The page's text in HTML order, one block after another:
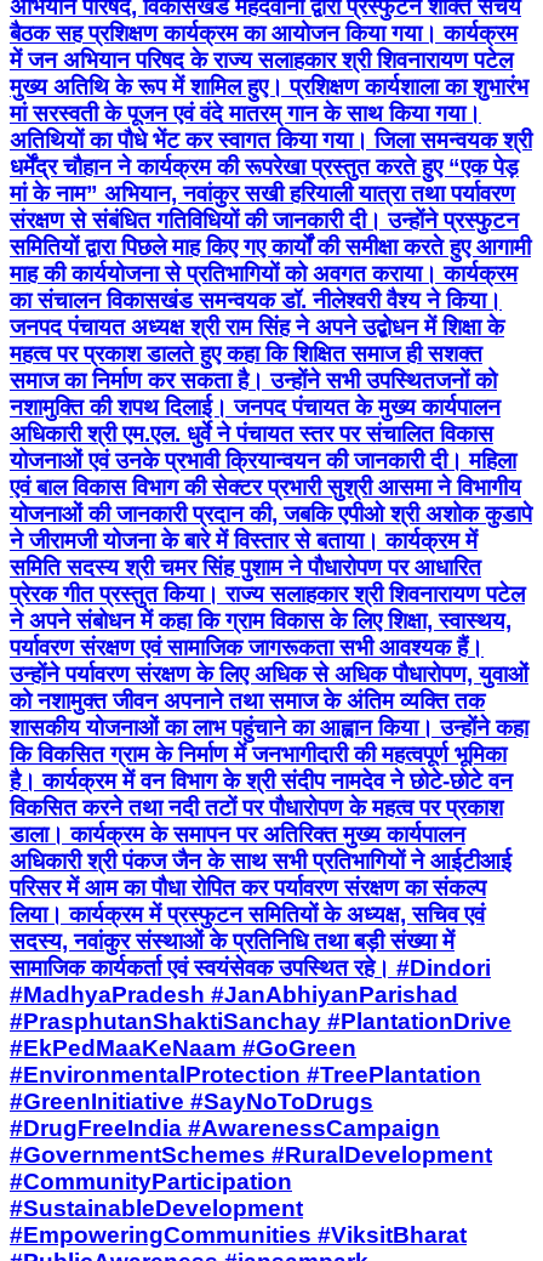
अभियान परिषद, विकासखंड मेंहदवानी द्वारा प्रस्फुटन शक्ति संचय
बैठक सह प्रशिक्षण कार्यक्रम का आयोजन किया गया। कार्यक्रम
में जन अभियान परिषद के राज्य सलाहकार श्री शिवनारायण पटेल
मुख्य अतिथि के रूप में शामिल हुए। प्रशिक्षण कार्यशाला का शुभारंभ
मां सरस्वती के पूजन एवं वंदे मातरम् गान के साथ किया गया।
अतिथियों का पौधे भेंट कर स्वागत किया गया। जिला समन्वयक श्री
धर्मेंद्र चौहान ने कार्यक्रम की रूपरेखा प्रस्तुत करते हुए “एक पेड़
मां के नाम” अभियान, नवांकुर सखी हरियाली यात्रा तथा पर्यावरण
संरक्षण से संबंधित गतिविधियों की जानकारी दी। उन्होंने प्रस्फुटन
समितियों द्वारा पिछले माह किए गए कार्यों की समीक्षा करते हुए आगामी
माह की कार्ययोजना से प्रतिभागियों को अवगत कराया। कार्यक्रम
का संचालन विकासखंड समन्वयक डॉ. नीलेश्वरी वैश्य ने किया।
जनपद पंचायत अध्यक्ष श्री राम सिंह ने अपने उद्बोधन में शिक्षा के
महत्व पर प्रकाश डालते हुए कहा कि शिक्षित समाज ही सशक्त
समाज का निर्माण कर सकता है। उन्होंने सभी उपस्थितजनों को
नशामुक्ति की शपथ दिलाई। जनपद पंचायत के मुख्य कार्यपालन
अधिकारी श्री एम.एल. धुर्वे ने पंचायत स्तर पर संचालित विकास
योजनाओं एवं उनके प्रभावी क्रियान्वयन की जानकारी दी। महिला
एवं बाल विकास विभाग की सेक्टर प्रभारी सुश्री आसमा ने विभागीय
योजनाओं की जानकारी प्रदान की, जबकि एपीओ श्री अशोक कुडापे
ने जीरामजी योजना के बारे में विस्तार से बताया। कार्यक्रम में
समिति सदस्य श्री चमर सिंह पुशाम ने पौधारोपण पर आधारित
प्रेरक गीत प्रस्तुत किया। राज्य सलाहकार श्री शिवनारायण पटेल
ने अपने संबोधन में कहा कि ग्राम विकास के लिए शिक्षा, स्वास्थय,
पर्यावरण संरक्षण एवं सामाजिक जागरूकता सभी आवश्यक हैं।
उन्होंने पर्यावरण संरक्षण के लिए अधिक से अधिक पौधारोपण, युवाओं
को नशामुक्त जीवन अपनाने तथा समाज के अंतिम व्यक्ति तक
शासकीय योजनाओं का लाभ पहुंचाने का आह्वान किया। उन्होंने कहा
कि विकसित ग्राम के निर्माण में जनभागीदारी की महत्वपूर्ण भूमिका
है। कार्यक्रम में वन विभाग के श्री संदीप नामदेव ने छोटे-छोटे वन
विकसित करने तथा नदी तटों पर पौधारोपण के महत्व पर प्रकाश
डाला। कार्यक्रम के समापन पर अतिरिक्त मुख्य कार्यपालन
अधिकारी श्री पंकज जैन के साथ सभी प्रतिभागियों ने आईटीआई
परिसर में आम का पौधा रोपित कर पर्यावरण संरक्षण का संकल्प
लिया। कार्यक्रम में प्रस्फुटन समितियों के अध्यक्ष, सचिव एवं
सदस्य, नवांकुर संस्थाओं के प्रतिनिधि तथा बड़ी संख्या में
सामाजिक कार्यकर्ता एवं स्वयंसेवक उपस्थित रहे। #Dindori
#MadhyaPradesh #JanAbhiyanParishad
#PrasphutanShaktiSanchay #PlantationDrive
#EkPedMaaKeNaam #GoGreen
#EnvironmentalProtection #TreePlantation
#GreenInitiative #SayNoToDrugs
#DrugFreeIndia #AwarenessCampaign
#GovernmentSchemes #RuralDevelopment
#CommunityParticipation
#SustainableDevelopment
#EmpoweringCommunities #ViksitBharat